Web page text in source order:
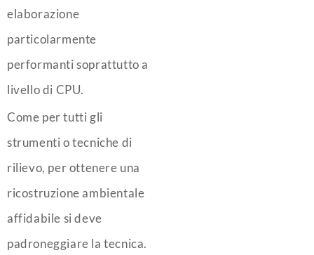
elaborazione
particolarmente
performanti soprattutto a
livello di CPU.
Come per tutti gli
strumenti o tecniche di
rilievo, per ottenere una
ricostruzione ambientale
affidabile si deve
padroneggiare la tecnica.